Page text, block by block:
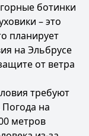
ботинки
– это
планирует
на Эльбрусе
от ветра
требуют
на
метров